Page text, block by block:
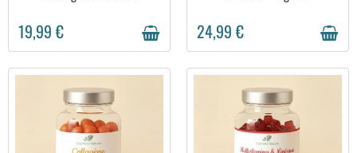
19,99 € 24,99 €